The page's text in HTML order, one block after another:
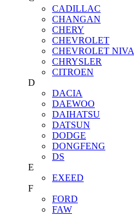
CADILLAC
CHANGAN
CHERY
CHEVROLET
CHEVROLET NIVA
CHRYSLER
CITROEN
D
DACIA
DAEWOO
DAIHATSU
DATSUN
DODGE
DONGFENG
DS
E
EXEED
F
FORD
FAW